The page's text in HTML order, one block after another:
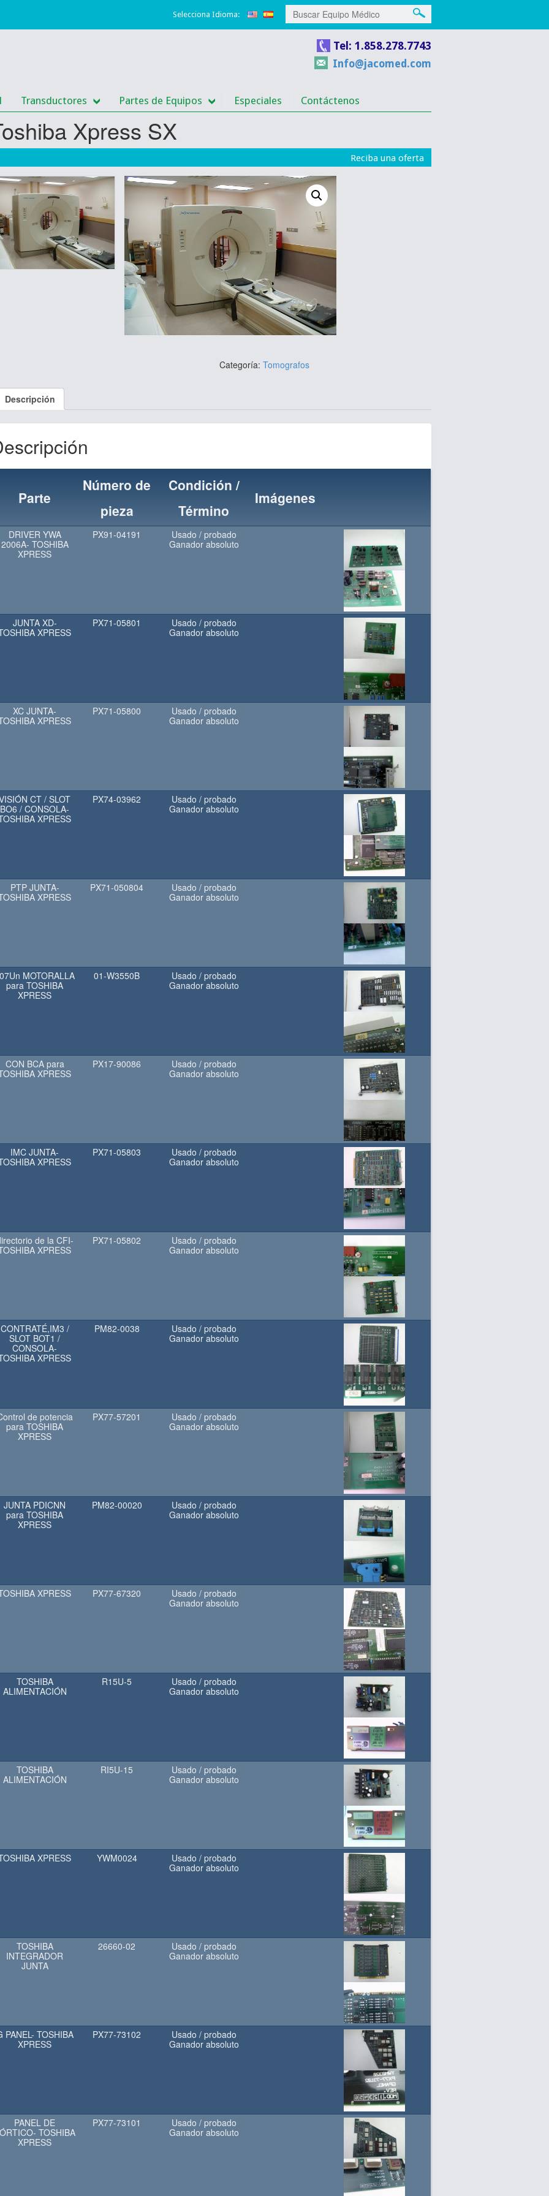
Selecciona Idioma:
Tel: 1.858.278.7743
Info@jacomed.com
Transductores Partes de Equipos Especiales Contáctenos
Xpress SX
Reciba una oferta
Categoría:Tomografos
Descripción
Parte
Número de
pieza
Condición /
Término
Imágenes
DRIVER YWA
2006A- TOSHIBA
XPRESS
PX91-04191
Usado / probado
Ganador absoluto
JUNTA XD-
XPRESS
PX71-05801
Usado / probado
Ganador absoluto
XC JUNTA-
XPRESS
PX71-05800
Usado / probado
Ganador absoluto
CT / SLOT
BO6 / CONSOLA-
XPRESS
PX74-03962
Usado / probado
Ganador absoluto
PTP JUNTA-
XPRESS
PX71-050804
Usado / probado
Ganador absoluto
MOTORALLA
para TOSHIBA
XPRESS
01-W3550B
Usado / probado
Ganador absoluto
CON BCA para
XPRESS
PX17-90086
Usado / probado
Ganador absoluto
IMC JUNTA-
XPRESS
PX71-05803
Usado / probado
Ganador absoluto
de la CFI-
XPRESS
PX71-05802
Usado / probado
Ganador absoluto
CONTRATÉ,IM3 /
SLOT BOT1 /
CONSOLA-
XPRESS
PM82-0038
Usado / probado
Ganador absoluto
de potencia
para TOSHIBA
XPRESS
PX77-57201
Usado / probado
Ganador absoluto
JUNTA PDICNN
para TOSHIBA
XPRESS
PM82-00020
Usado / probado
Ganador absoluto
XPRESS PX77-67320
Usado / probado
Ganador absoluto
TOSHIBA
ALIMENTACIÓN
R15U-5
Usado / probado
Ganador absoluto
TOSHIBA
ALIMENTACIÓN
RI5U-15
Usado / probado
Ganador absoluto
XPRESS YWM0024
Usado / probado
Ganador absoluto
TOSHIBA
INTEGRADOR
JUNTA
26660-02
Usado / probado
Ganador absoluto
PANEL- TOSHIBA
XPRESS
PX77-73102
Usado / probado
Ganador absoluto
PANEL DE
TOSHIBA
XPRESS
PX77-73101
Usado / probado
Ganador absoluto